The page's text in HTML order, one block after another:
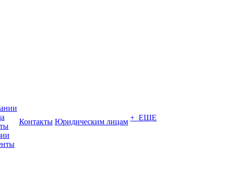
Контакты Юридическим лицам + ЕЩЕ